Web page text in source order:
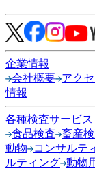
企業情報
会社概要 アク
情報
各種検査サービス
食品検査 畜産
動物
コンサルテ
ルティング 動物